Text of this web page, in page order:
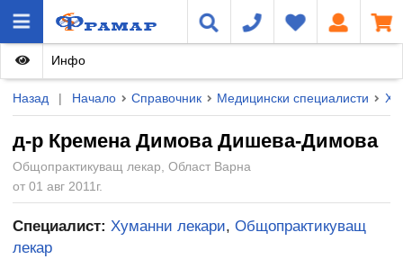
Назад | Начало Справочник Медицински специалисти
д-р Кремена Димова Дишева-Димова
Общопрактикуващ лекар, Област Варна
от 01 авг 2011г.
Инфо
Специалист: Хуманни лекари, Общопрактикуващ
лекар